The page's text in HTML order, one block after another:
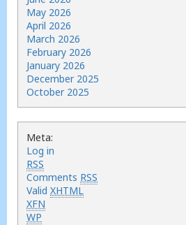
May 2026
April 2026
March 2026
February 2026
January 2026
December 2025
October 2025
Meta:
Log in
RSS
Comments RSS
Valid XHTML
XFN
WP